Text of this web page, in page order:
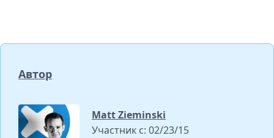
Автор
Matt Zieminski
Участник с: 02/23/15